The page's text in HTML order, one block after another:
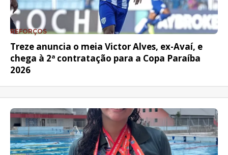
REFORÇOS
Treze anuncia o meia Victor Alves, ex-Avaí, e
chega à 2ª contratação para a Copa Paraíba
2026